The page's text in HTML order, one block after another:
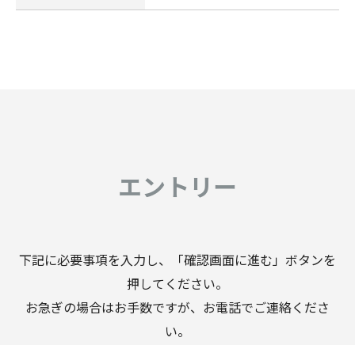
エントリー
下記に必要事項を入力し、「確認画面に進む」ボタンを
押してください。
お急ぎの場合はお手数ですが、お電話でご連絡くださ
い。